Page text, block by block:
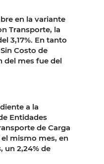
en la variante
Transporte, la
3,17%. En tanto
Costo de
del mes fue del
a la
Entidades
de Carga
el mismo mes, en
un 2,24% de